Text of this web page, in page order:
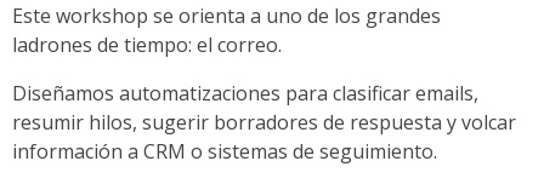
Este workshop se orienta a uno de los grandes
ladrones de tiempo: el correo.
Diseñamos automatizaciones para clasificar emails,
resumir hilos, sugerir borradores de respuesta y volcar
información a CRM o sistemas de seguimiento.